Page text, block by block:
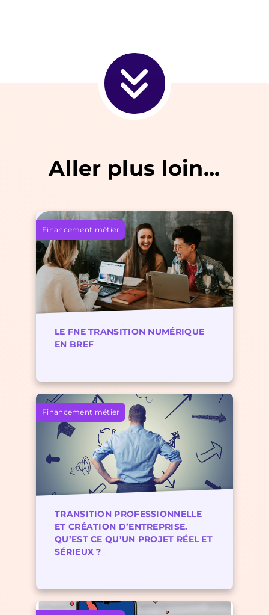
Aller plus loin...
Financement métier
LE FNE TRANSITION NUMÉRIQUE
EN BREF
Financement métier
TRANSITION PROFESSIONNELLE
ET CRÉATION D’ENTREPRISE.
QU’EST CE QU’UN PROJET RÉEL ET
SÉRIEUX ?